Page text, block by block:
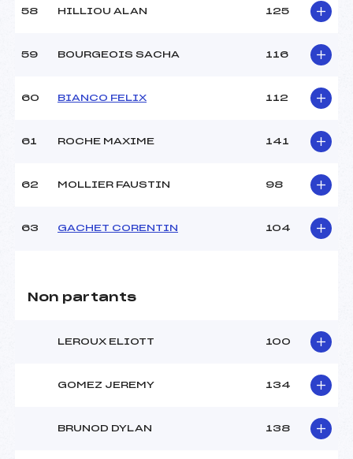
58 HILLIOU ALAN 125
59 BOURGEOIS SACHA 116
60 BIANCO FELIX 112
61 ROCHE MAXIME 141
62 MOLLIER FAUSTIN 98
63 GACHET CORENTIN 104
Non partants
LEROUX ELIOTT 100
GOMEZ JEREMY 134
BRUNOD DYLAN 138